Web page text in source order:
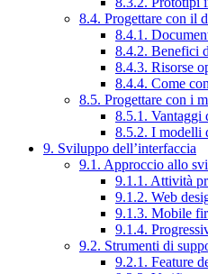
8.4. Progettare con il
8.4.1.
8.4.2. Benefici
8.4.3. Risorse
8.4.4. Come
8.5. Progettare con i
8.5.1. Vantaggi
8.5.2. I modelli
9. Sviluppo dell’interfaccia
9.1. Approccio allo
9.1.1. Attività
9.1.2. Web
9.1.3. Mobile
9.1.4.
9.2. Strumenti di
9.2.1. Feature